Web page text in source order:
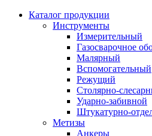
Каталог продукции
Инструменты
Измерительный
Газосварочное
Малярный
Вспомогательный
Режущий
Столярно-
Ударно-забивной
Штукатурно-
Метизы
Анкеры